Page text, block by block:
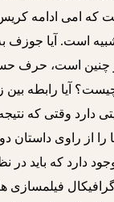
که امی ادامه
است. آیا جوزف به
چنین است، حرف
آیا رابطه بین
دارد وقتی که
از راوی داستان
دارد که باید در
فیلمسازی